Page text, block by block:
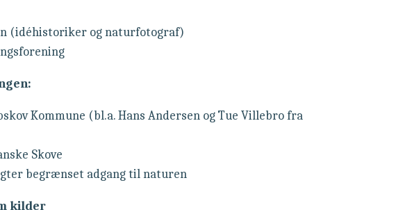
(idéhistoriker og naturfotograf)
Kommune (bl.a. Hans Andersen og Tue Villebro fra
Skove
begrænset adgang til naturen
kilder